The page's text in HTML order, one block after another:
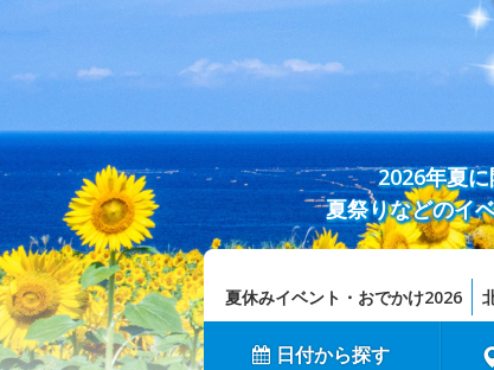
2026年夏
夏祭りなどのイ
夏休みイベント・おでかけ2026
日付から探す